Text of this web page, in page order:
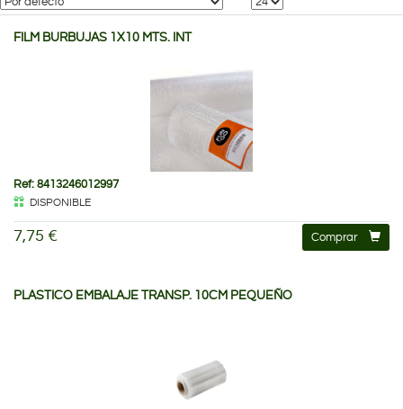
FILM BURBUJAS 1X10 MTS. INT
Ref: 8413246012997
DISPONIBLE
7,75 € Comprar
PLASTICO EMBALAJE TRANSP. 10CM PEQUEÑO